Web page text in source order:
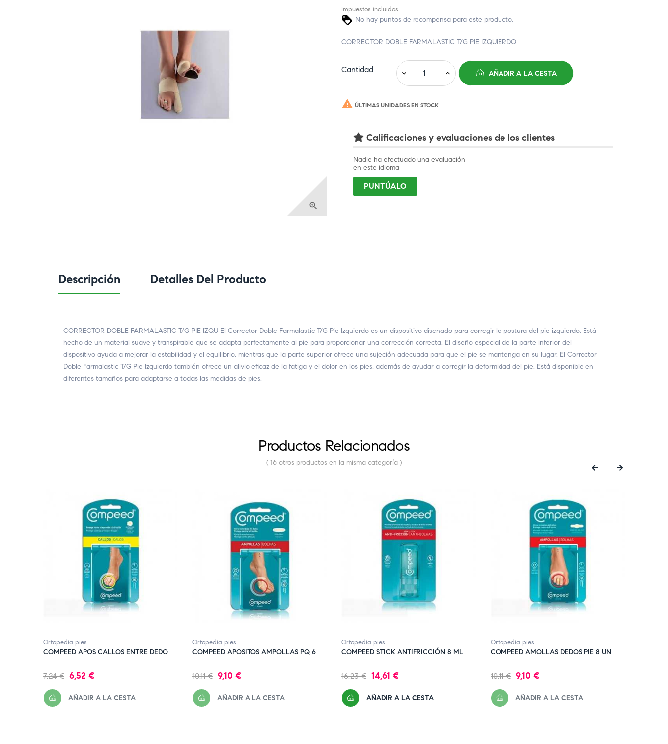

Impuestos incluidos
No hay puntos de recompensa para este producto.
CORRECTOR DOBLE FARMALASTIC T/G PIE IZQUIERDO
Cantidad AÑADIR A LA CESTA
 ÚLTIMAS UNIDADES EN STOCK
Calificaciones y evaluaciones de los clientes
Nadie ha efectuado una evaluación
en este idioma
PUNTÚALO
Descripción Detalles Del Producto
CORRECTOR DOBLE FARMALASTIC T/G PIE IZQU El Corrector Doble Farmalastic T/G Pie Izquierdo es un dispositivo diseñado para corregir la postura del pie izquierdo. Está
hecho de un material suave y transpirable que se adapta perfectamente al pie para proporcionar una corrección correcta. El diseño especial de la parte inferior del
dispositivo ayuda a mejorar la estabilidad y el equilibrio, mientras que la parte superior ofrece una sujeción adecuada para que el pie se mantenga en su lugar. El Corrector
Doble Farmalastic T/G Pie Izquierdo también ofrece un alivio eficaz de la fatiga y el dolor en los pies, además de ayudar a corregir la deformidad del pie. Está disponible en
diferentes tamaños para adaptarse a todas las medidas de pies.
Productos Relacionados
( 16 otros productos en la misma categoría )
Ortopedia pies
COMPEED APOS CALLOS ENTRE DEDO
Precio
regular
7,24 € Precio
6,52 €
AÑADIR A LA CESTA
Ortopedia pies
COMPEED APOSITOS AMPOLLAS PQ 6
Precio
regular
10,11 € Precio
9,10 €
AÑADIR A LA CESTA
Ortopedia pies
COMPEED STICK ANTIFRICCIÓN 8 ML
Precio
regular
16,23 € Precio
14,61 €
AÑADIR A LA CESTA
Ortopedia pies
COMPEED AMOLLAS DEDOS PIE 8 UN
Precio
regular
10,11 € Precio
9,10 €
AÑADIR A LA CESTA